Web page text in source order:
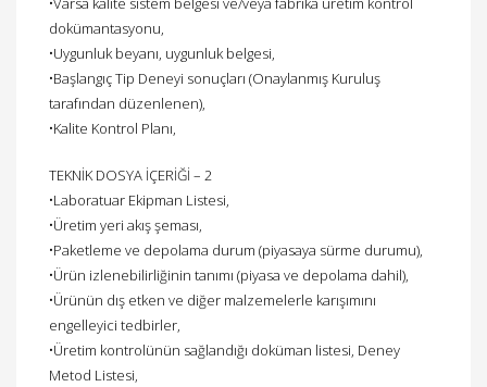
dokümantasyonu,
•Uygunluk beyanı, uygunluk belgesi,
•Başlangıç Tip Deneyi sonuçları (Onaylanmış Kuruluş
tarafından düzenlenen),
•Kalite Kontrol Planı,
TEKNİK DOSYA İÇERİĞİ – 2
•Laboratuar Ekipman Listesi,
•Üretim yeri akış şeması,
•Paketleme ve depolama durum (piyasaya sürme durumu),
•Ürün izlenebilirliğinin tanımı (piyasa ve depolama dahil),
•Ürünün dış etken ve diğer malzemelerle karışımını
engelleyici tedbirler,
•Üretim kontrolünün sağlandığı doküman listesi, Deney
Metod Listesi,